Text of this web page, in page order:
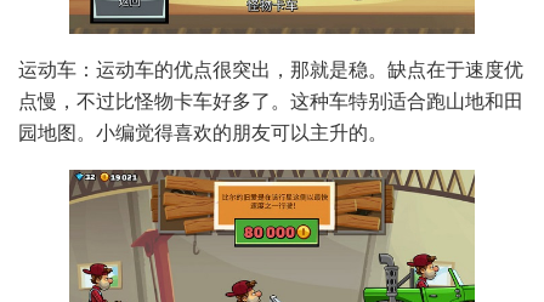
运动车：运动车的优点很突出，那就是稳。缺点在于速度优
点慢，不过比怪物卡车好多了。这种车特别适合跑山地和田
园地图。小编觉得喜欢的朋友可以主升的。